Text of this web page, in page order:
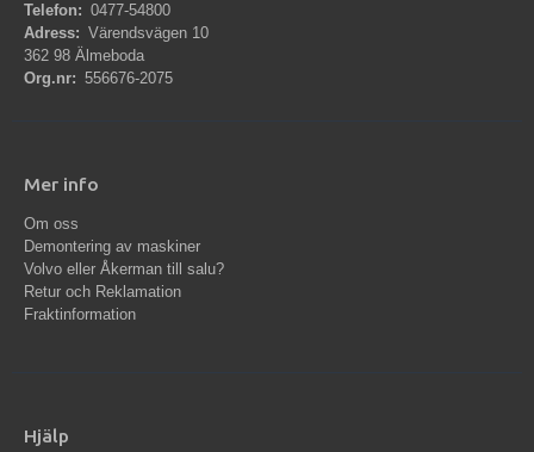
Telefon: 0477-54800
Adress: Värendsvägen 10
362 98 Älmeboda
Org.nr: 556676-2075
Mer info
Om oss
Demontering av maskiner
Volvo eller Åkerman till salu?
Retur och Reklamation
Fraktinformation
Hjälp